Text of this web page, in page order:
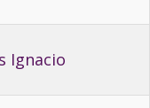
Ignacio